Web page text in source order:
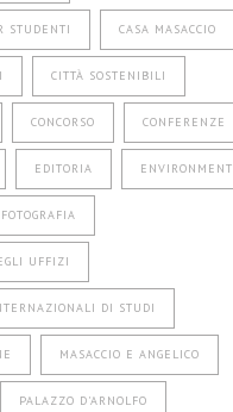
STUDENTI CASA MASACCIO
CITTÀ SOSTENIBILI
CONCORSO CONFERENZE
EDITORIA ENVIRONMENT
FOTOGRAFIA
UFFIZI
DI STUDI
MASACCIO E ANGELICO
PALAZZO D'ARNOLFO